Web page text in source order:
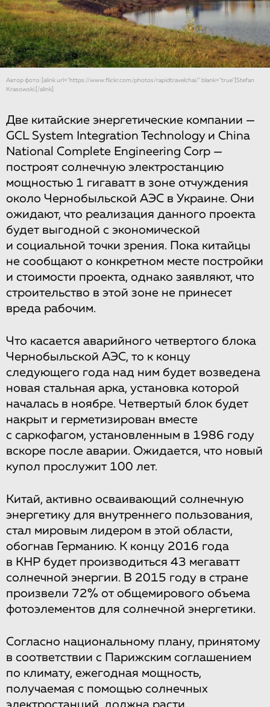
Автор фото: [alink url="https://www.flickr.com/photos/rapidtravelchai/" blank="true"]Stefan
Krasowski.[/alink]
Две китайские энергетические компании —
GCL System Integration Technology и China
National Complete Engineering Corp —
построят солнечную электростанцию
мощностью 1 гигаватт в зоне отчуждения
около Чернобыльской АЭС в Украине. Они
ожидают, что реализация данного проекта
будет выгодной с экономической
и социальной точки зрения. Пока китайцы
не сообщают о конкретном месте постройки
и стоимости проекта, однако заявляют, что
строительство в этой зоне не принесет
вреда рабочим.
Что касается аварийного четвертого блока
Чернобыльской АЭС, то к концу
следующего года над ним будет возведена
новая стальная арка, установка которой
началась в ноябре. Четвертый блок будет
накрыт и герметизирован вместе
с саркофагом, установленным в 1986 году
вскоре после аварии. Ожидается, что новый
купол прослужит 100 лет.
Китай, активно осваивающий солнечную
энергетику для внутреннего пользования,
стал мировым лидером в этой области,
обогнав Германию. К концу 2016 года
в КНР будет производиться 43 мегаватт
солнечной энергии. В 2015 году в стране
произвели 72% от общемирового объема
фотоэлементов для солнечной энергетики.
Согласно национальному плану, принятому
в соответствии с Парижским соглашением
по климату, ежегодная мощность,
получаемая с помощью солнечных
электростанций, должна расти